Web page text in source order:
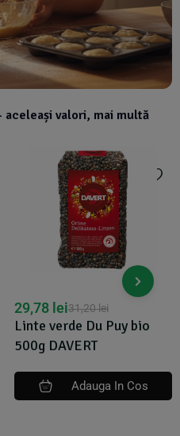
aceleași valori, mai multă
Linte verde Du Puy bio
500g DAVERT
31,20lei
29,78 lei
Adauga In Cos